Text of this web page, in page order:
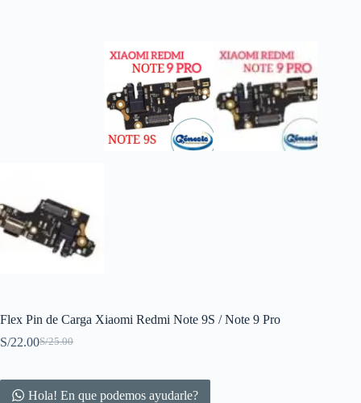
Flex Pin de Carga Xiaomi Redmi Note 9S / Note 9 Pro
S/25.00
Original
was:
S/25.00.
S/22.00Current
is:
S/22.00.
Hola! En que podemos ayudarle?